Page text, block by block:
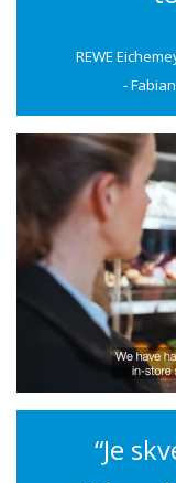
REWE
-
“Je